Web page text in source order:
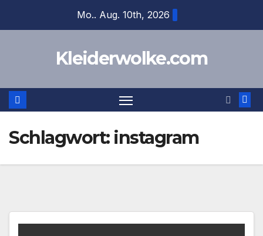
Mo.. Aug. 10th, 2026
Kleiderwolke.com
Schlagwort: instagram